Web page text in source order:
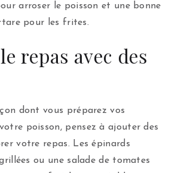
arroser le poisson et une bonne
pour les frites.
repas avec des
dont vous préparez vos
poisson, pensez à ajouter des
votre repas. Les épinards
ou une salade de tomates